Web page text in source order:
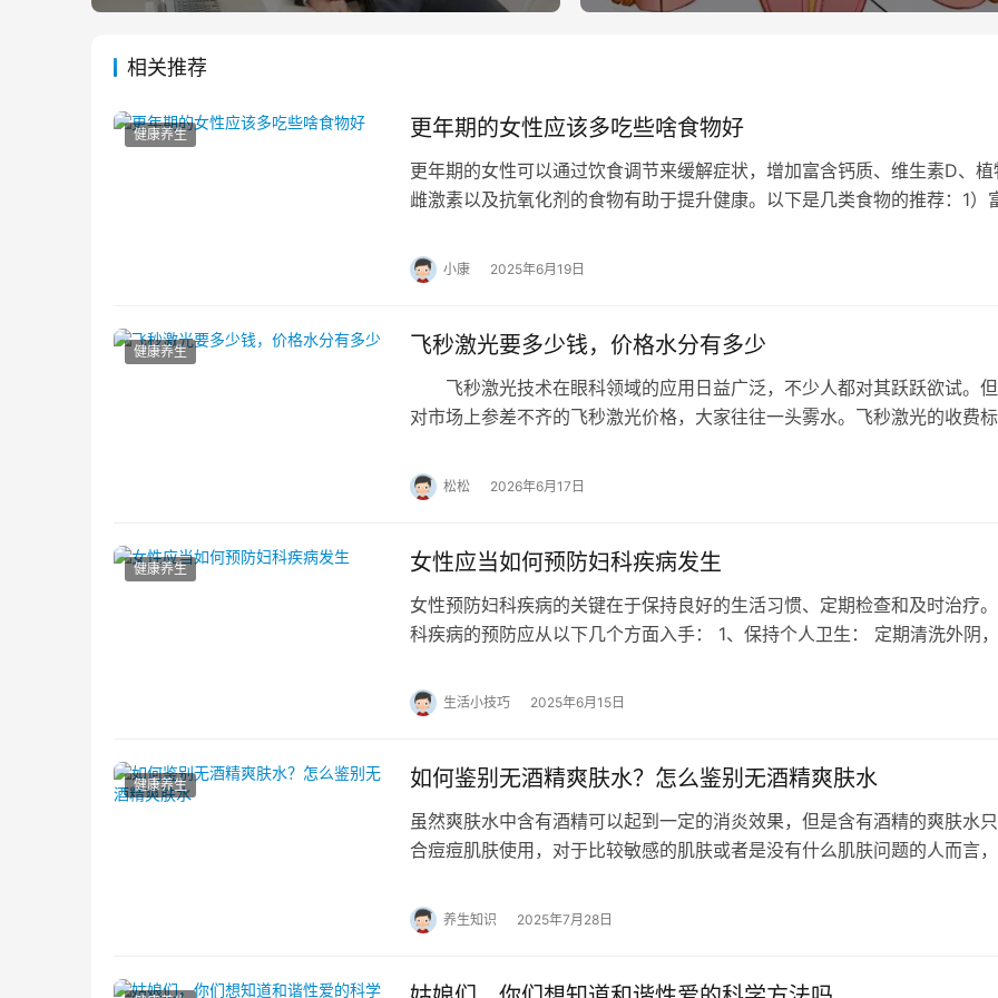
相关推荐
健康养生 更年期的女性应该多吃些啥食物好
更年期的女性可以通过饮食调节来缓解症状，增加富含钙质、维生素D、植
雌激素以及抗氧化剂的食物有助于提升健康。以下是几类食物的推荐：1）
小康 2025年6月19日
健康养生 飞秒激光要多少钱，价格水分有多少
飞秒激光技术在眼科领域的应用日益广泛，不少人都对其跃跃欲试。
对市场上参差不齐的飞秒激光价格，大家往往一头雾水。飞秒激光的收费标
松松 2026年6月17日
健康养生 女性应当如何预防妇科疾病发生
女性预防妇科疾病的关键在于保持良好的生活习惯、定期检查和及时治疗
科疾病的预防应从以下几个方面入手： 1、保持个人卫生： 定期清洗外阴
生活小技巧 2025年6月15日
健康养生 如何鉴别无酒精爽肤水？怎么鉴别无酒精爽肤水
虽然爽肤水中含有酒精可以起到一定的消炎效果，但是含有酒精的爽肤水
合痘痘肌肤使用，对于比较敏感的肌肤或者是没有什么肌肤问题的人而言，
养生知识 2025年7月28日